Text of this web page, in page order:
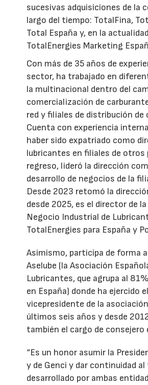
sucesivas adquisiciones de la
largo del tiempo: TotalFina,
Total España y, en la
TotalEnergies Marketing
Con más de 35 años de
sector, ha trabajado en
la multinacional dentro del
comercialización de
red y filiales de distribución de
Cuenta con experiencia
haber sido expatriado como
lubricantes en filiales de otros
regreso, lideró la dirección
desarrollo de negocios de la
Desde 2023 retomó la
desde 2025, es el director de la
Negocio Industrial de
TotalEnergies para España y
Asimismo, participa de forma
Aselube (la Asociación
Lubricantes, que agrupa al
en España) donde ha ejercido
vicepresidente de la
últimos seis años y desde
también el cargo de consejero
“Es un honor asumir la
y de Genci y dar continuidad
desarrollado por ambas